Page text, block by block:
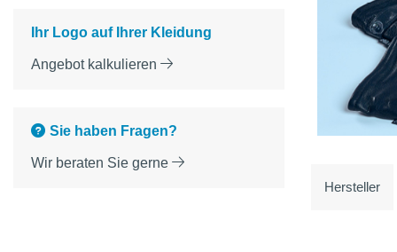
Ihr Logo auf Ihrer Kleidung
Angebot kalkulieren
Sie haben Fragen?
Wir beraten Sie gerne
Hersteller